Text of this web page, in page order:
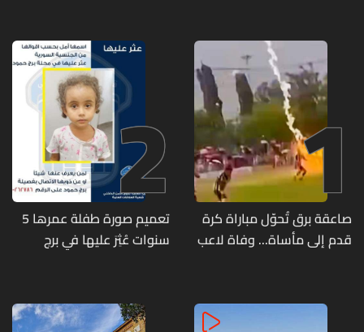
1
صاعقة برق تُحوّل مباراة كرة
قدم إلى مأساة... وفاة لاعب
2
تعميم صورة طفلة عمرها 5
سنوات عُثِرَ عليها في برج